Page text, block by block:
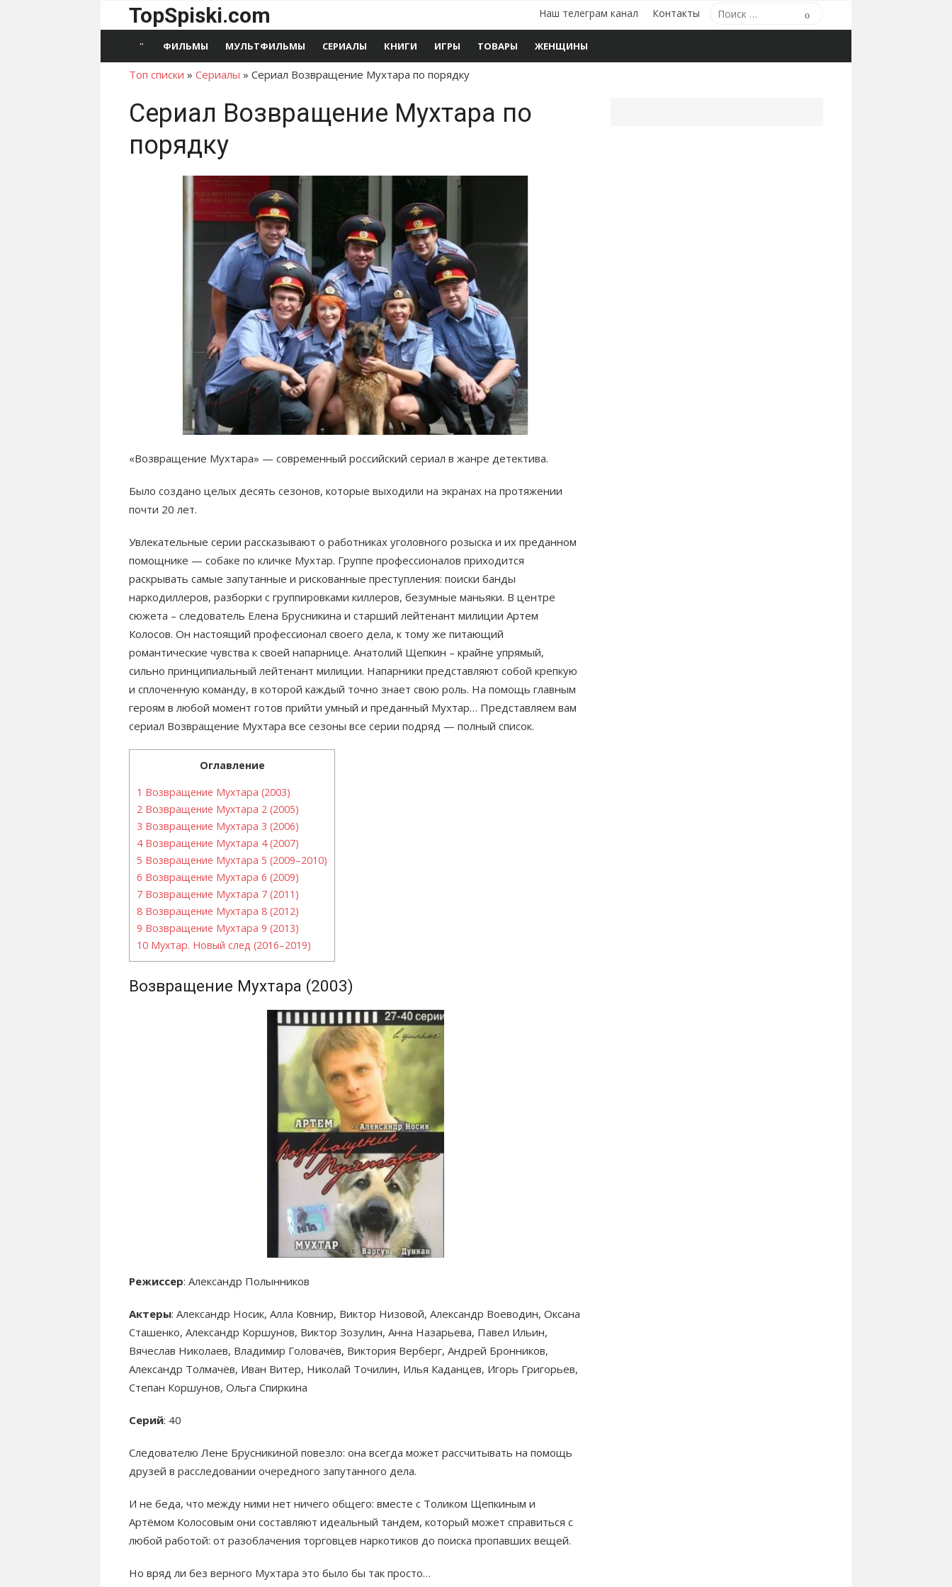
TopSpiski.com
Поиск
по:
Наш телеграм канал Контакты
ФИЛЬМЫ МУЛЬТФИЛЬМЫ СЕРИАЛЫ КНИГИ ИГРЫ ТОВАРЫ ЖЕНЩИНЫ
Топ списки » Сериалы » Сериал Возвращение Мухтара по порядку
Сериал Возвращение Мухтара по
порядку
«Возвращение Мухтара» — современный российский сериал в жанре детектива.
Было создано целых десять сезонов, которые выходили на экранах на протяжении
почти 20 лет.
Увлекательные серии рассказывают о работниках уголовного розыска и их преданном
помощнике — собаке по кличке Мухтар. Группе профессионалов приходится
раскрывать самые запутанные и рискованные преступления: поиски банды
наркодиллеров, разборки с группировками киллеров, безумные маньяки. В центре
сюжета – следователь Елена Брусникина и старший лейтенант милиции Артем
Колосов. Он настоящий профессионал своего дела, к тому же питающий
романтические чувства к своей напарнице. Анатолий Щепкин – крайне упрямый,
сильно принципиальный лейтенант милиции. Напарники представляют собой крепкую
и сплоченную команду, в которой каждый точно знает свою роль. На помощь главным
героям в любой момент готов прийти умный и преданный Мухтар… Представляем вам
сериал Возвращение Мухтара все сезоны все серии подряд — полный список.
Оглавление
1 Возвращение Мухтара (2003)
2 Возвращение Мухтара 2 (2005)
3 Возвращение Мухтара 3 (2006)
4Возвращение Мухтара 4 (2007)
5 Возвращение Мухтара 5 (2009–2010)
6 Возвращение Мухтара 6 (2009)
7 Возвращение Мухтара 7 (2011)
8 Возвращение Мухтара 8 (2012)
9 Возвращение Мухтара 9 (2013)
10 Мухтар. Новый след (2016–2019)
Возвращение Мухтара (2003)
Режиссер: Александр Полынников
Актеры: Александр Носик, Алла Ковнир, Виктор Низовой, Александр Воеводин, Оксана
Сташенко, Александр Коршунов, Виктор Зозулин, Анна Назарьева, Павел Ильин,
Вячеслав Николаев, Владимир Головачёв, Виктория Верберг, Андрей Бронников,
Александр Толмачёв, Иван Витер, Николай Точилин, Илья Каданцев, Игорь Григорьев,
Степан Коршунов, Ольга Спиркина
Серий: 40
Следователю Лене Брусникиной повезло: она всегда может рассчитывать на помощь
друзей в расследовании очередного запутанного дела.
И не беда, что между ними нет ничего общего: вместе с Толиком Щепкиным и
Артёмом Колосовым они составляют идеальный тандем, который может справиться с
любой работой: от разоблачения торговцев наркотиков до поиска пропавших вещей.
Но вряд ли без верного Мухтара это было бы так просто…